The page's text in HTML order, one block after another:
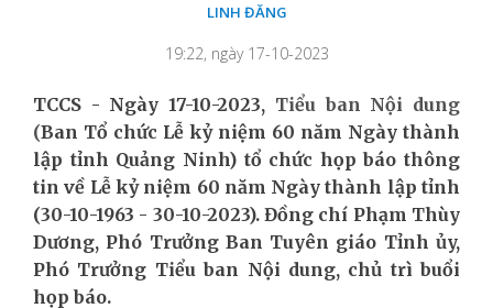
LINH ĐĂNG
19:22, ngày 17-10-2023
TCCS - Ngày 17-10-2023, Tiểu ban Nội dung
(Ban Tổ chức Lễ kỷ niệm 60 năm Ngày thành
lập tỉnh Quảng Ninh) tổ chức họp báo thông
tin về Lễ kỷ niệm 60 năm Ngày thành lập tỉnh
(30-10-1963 - 30-10-2023). Đồng chí Phạm Thùy
Dương, Phó Trưởng Ban Tuyên giáo Tỉnh ủy,
Phó Trưởng Tiểu ban Nội dung, chủ trì buổi
họp báo.